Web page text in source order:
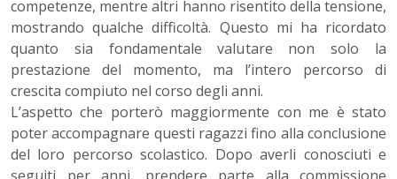
competenze, mentre altri hanno risentito della tensione,
mostrando qualche difficoltà. Questo mi ha ricordato
quanto sia fondamentale valutare non solo la
prestazione del momento, ma l’intero percorso di
crescita compiuto nel corso degli anni.
L’aspetto che porterò maggiormente con me è stato
poter accompagnare questi ragazzi fino alla conclusione
del loro percorso scolastico. Dopo averli conosciuti e